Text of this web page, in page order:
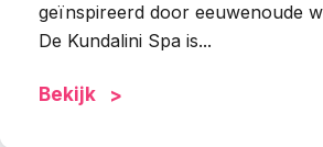
geïnspireerd door eeuwenoude
De Kundalini Spa is...
Bekijk